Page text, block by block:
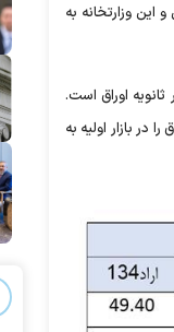
این وزارتخانه به
در بازار ثانویه اوراق است.
بازار اولیه به